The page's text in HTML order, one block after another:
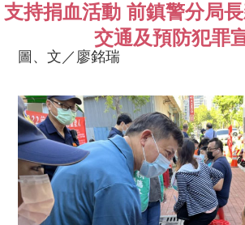
支持捐血活動 前鎮警分局
交通及預防犯罪
圖、文／廖銘瑞